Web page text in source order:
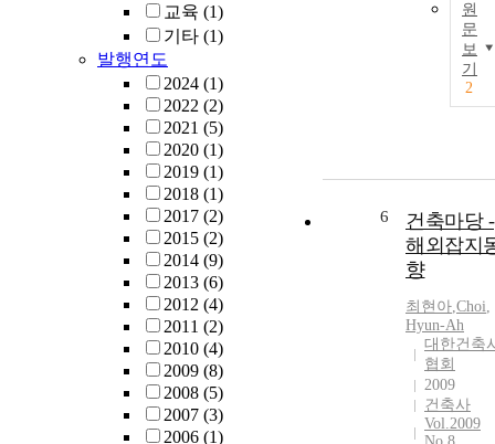
교육 (1)
기타 (1)
발행연도
2024 (1)
2022 (2)
2021 (5)
2020 (1)
2019 (1)
2018 (1)
2017 (2)
2015 (2)
2014 (9)
2013 (6)
2012 (4)
2011 (2)
2010 (4)
2009 (8)
2008 (5)
2007 (3)
2006 (1)
원
문
보
기
2
6
건축마당 -
해외잡지
향
최현아,Choi,
Hyun-Ah
대한건축
협회
2009
건축사
Vol.2009